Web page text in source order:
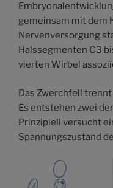
gemeinsam mit dem
Nervenversorgung
Halssegmenten C3
vierten Wirbel
Das Zwerchfell
Es entstehen zwei
Prinzipiell versucht
Spannungszustand